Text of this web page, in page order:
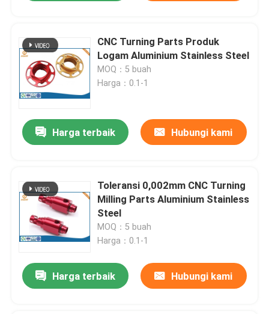
CNC Turning Parts Produk
Logam Aluminium Stainless Steel
MOQ：5 buah
Harga：0.1-1
Harga terbaik Hubungi kami
Toleransi 0,002mm CNC Turning
Milling Parts Aluminium Stainless
Steel
MOQ：5 buah
Harga：0.1-1
Harga terbaik Hubungi kami